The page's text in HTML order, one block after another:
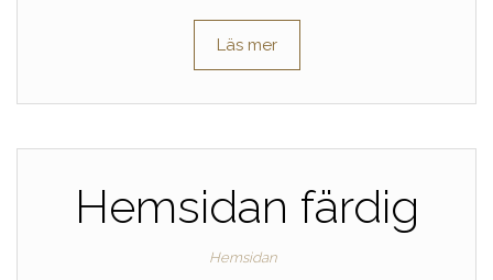
Läs mer
Hemsidan färdig
Hemsidan